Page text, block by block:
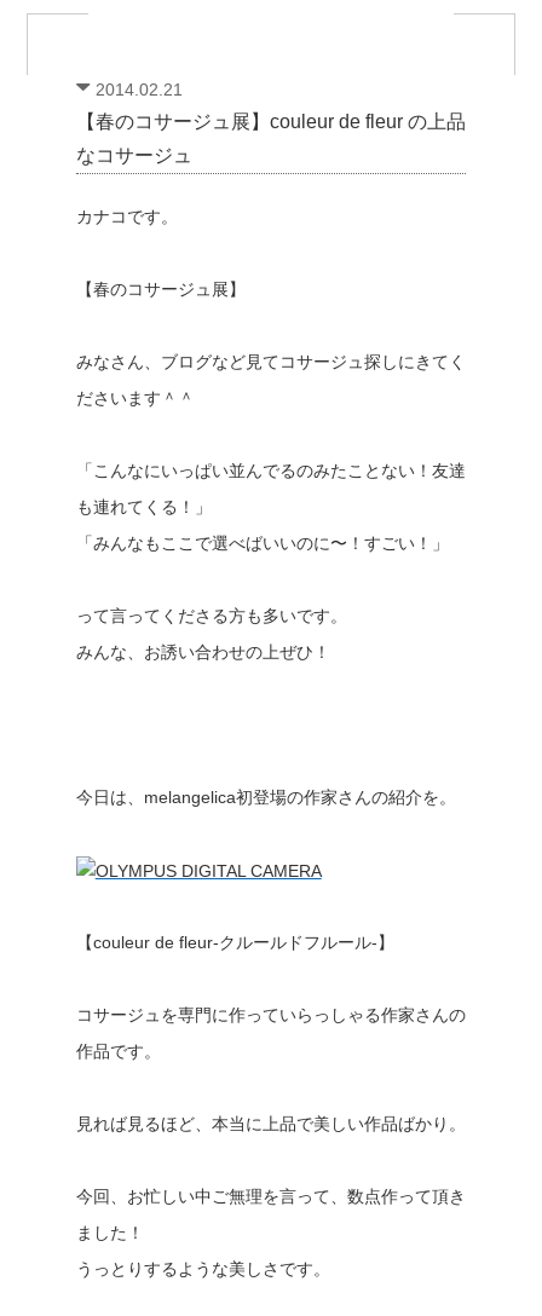
2014.02.21
【春のコサージュ展】couleur de fleur の上品
なコサージュ
カナコです。
【春のコサージュ展】
みなさん、ブログなど見てコサージュ探しにきてく
ださいます＾＾
「こんなにいっぱい並んでるのみたことない！友達
も連れてくる！」
「みんなもここで選べばいいのに〜！すごい！」
って言ってくださる方も多いです。
みんな、お誘い合わせの上ぜひ！
今日は、melangelica初登場の作家さんの紹介を。
【couleur de fleur-クルールドフルール-】
コサージュを専門に作っていらっしゃる作家さんの
作品です。
見れば見るほど、本当に上品で美しい作品ばかり。
今回、お忙しい中ご無理を言って、数点作って頂き
ました！
うっとりするような美しさです。